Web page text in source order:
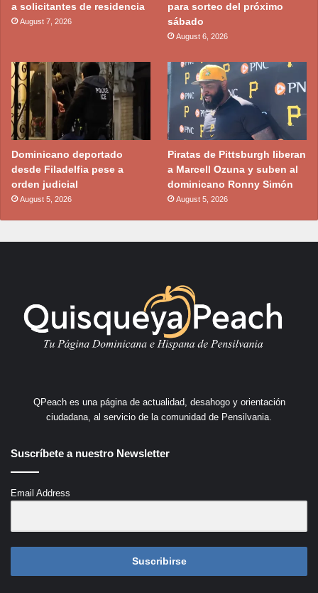
a solicitantes de residencia
August 7, 2026
para sorteo del próximo
sábado
August 6, 2026
Dominicano deportado
desde Filadelfia pese a
orden judicial
August 5, 2026
Piratas de Pittsburgh liberan
a Marcell Ozuna y suben al
dominicano Ronny Simón
August 5, 2026
QPeach es una página de actualidad, desahogo y orientación
ciudadana, al servicio de la comunidad de Pensilvania.
Suscríbete a nuestro Newsletter
Email Address
Suscribirse